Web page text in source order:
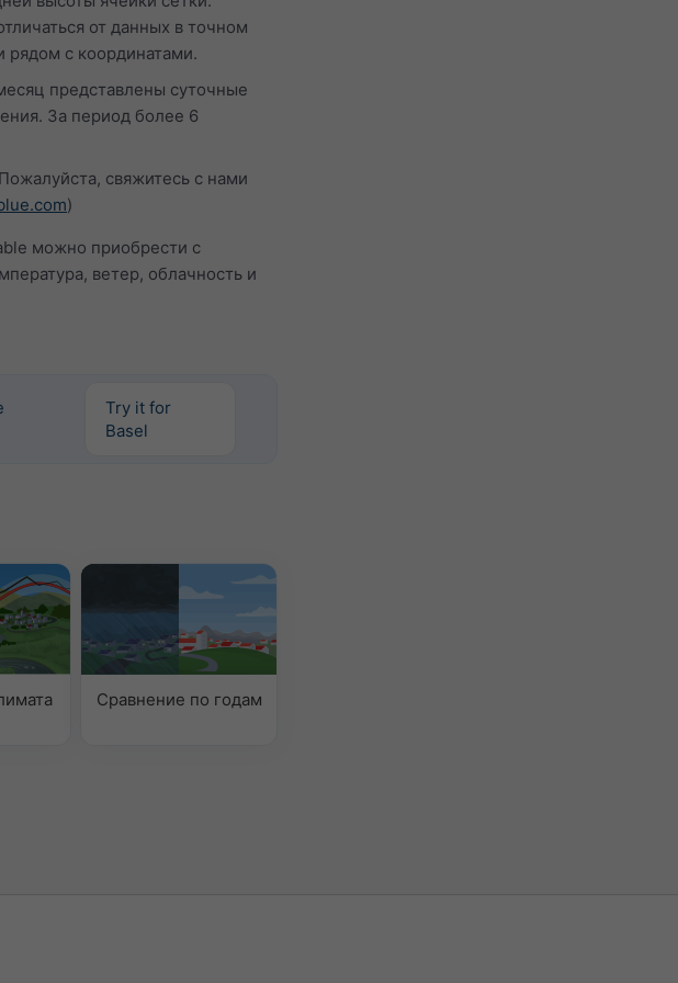
от данных в точном
рядом с координатами.
представлены суточные
За период более 6
свяжитесь с нами
)
можно приобрести с
ветер, облачность и
Try it for
Basel
Сравнение по годам